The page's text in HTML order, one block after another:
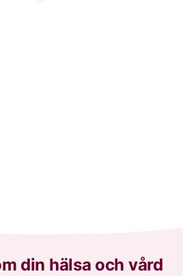
din hälsa och vård